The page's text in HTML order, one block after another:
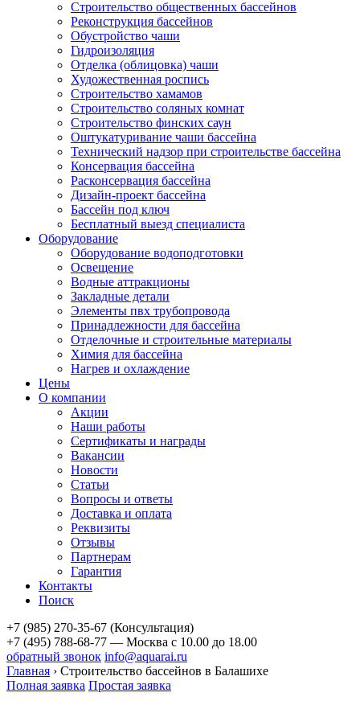
Строительство общественных бассейнов
Реконструкция бассейнов
Обустройство чаши
Гидроизоляция
Отделка (облицовка) чаши
Художественная роспись
Строительство хамамов
Строительство соляных комнат
Строительство финских саун
Оштукатуривание чаши бассейна
Технический надзор при строительстве бассейна
Консервация бассейна
Расконсервация бассейна
Дизайн-проект бассейна
Бассейн под ключ
Бесплатный выезд специалиста
Оборудование
Оборудование водоподготовки
Освещение
Водные аттракционы
Закладные детали
Элементы пвх трубопровода
Принадлежности для бассейна
Отделочные и строительные материалы
Химия для бассейна
Нагрев и охлаждение
Цены
О компании
Акции
Наши работы
Сертификаты и награды
Вакансии
Новости
Статьи
Вопросы и ответы
Доставка и оплата
Реквизиты
Отзывы
Партнерам
Гарантия
Контакты
Поиск
+7 (985) 270-35-67 (Консультация)
+7 (495) 788-68-77 — Москва с 10.00 до 18.00
обратный звонок info@aquarai.ru
Главная › Строительство бассейнов в Балашихе
Полная заявка Простая заявка